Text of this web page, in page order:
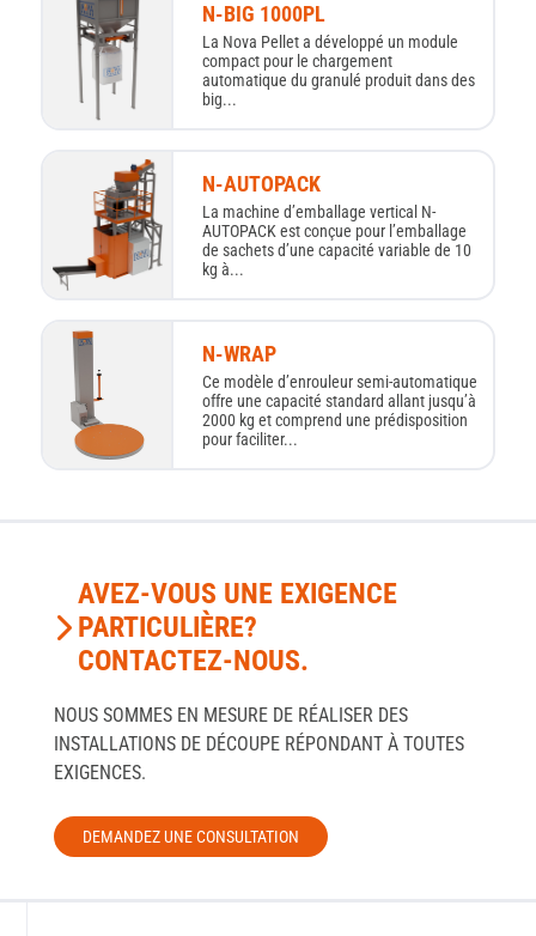
N-BIG 1000PL
La Nova Pellet a développé un module
compact pour le chargement
automatique du granulé produit dans des
big...
N-AUTOPACK
La machine d’emballage vertical N-
AUTOPACK est conçue pour l’emballage
de sachets d’une capacité variable de 10
kg à...
N-WRAP
Ce modèle d’enrouleur semi-automatique
offre une capacité standard allant jusqu’à
2000 kg et comprend une prédisposition
pour faciliter...
AVEZ-VOUS UNE EXIGENCE
PARTICULIÈRE?
CONTACTEZ-NOUS.
NOUS SOMMES EN MESURE DE RÉALISER DES
INSTALLATIONS DE DÉCOUPE RÉPONDANT À TOUTES
EXIGENCES.
DEMANDEZ UNE CONSULTATION